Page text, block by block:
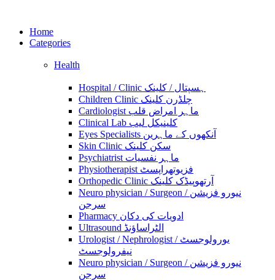
Home
Categories
Health
Hospital / Clinic ہسپتال / کلینک
Children Clinic چلڈرن کلینک
Cardiologist ماہر امراض قلب
Clinical Lab کلینیکل لیب
Eyes Specialists آنکھوں کے ماہرین
Skin Clinic سکن کلینک
Psychiatrist ماہر نفسیات
Physiotherapist فزیوتھراپسٹ
Orthopedic Clinic آرتھوپیڈک کلینک
Neuro physician / Surgeon نیورو فزیشن /
سرجن
Pharmacy ادویات کی دکان
Ultrasound الٹراساؤنڈ
Urologist / Nephrologist یورولوجسٹ /
نیفرولوجسٹ
Neuro physician / Surgeon نیورو فزیشن /
سرجن